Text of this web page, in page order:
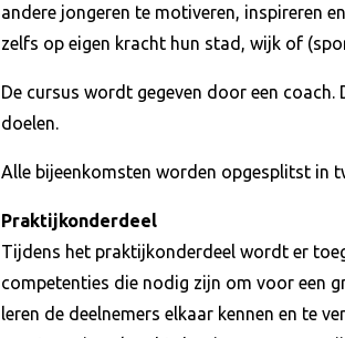
andere jongeren te motiveren, inspireren
zelfs op eigen kracht hun stad, wijk of
De cursus wordt gegeven door een
doelen.
Alle bijeenkomsten worden opgesplitst in
Praktijkonderdeel
Tijdens het praktijkonderdeel wordt er
competenties die nodig zijn om voor een
leren de deelnemers elkaar kennen en te